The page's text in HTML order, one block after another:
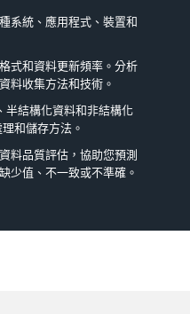
系統、應用程式、裝置和
式和資料更新頻率。分析
料收集方法和技術。
半結構化資料和非結構化
和儲存方法。
料品質評估，協助您預測
少值、不一致或不準確。